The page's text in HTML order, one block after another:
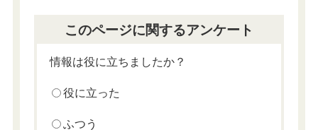
このページに関するアンケート
情報は役に立ちましたか？
役に立った
ふつう